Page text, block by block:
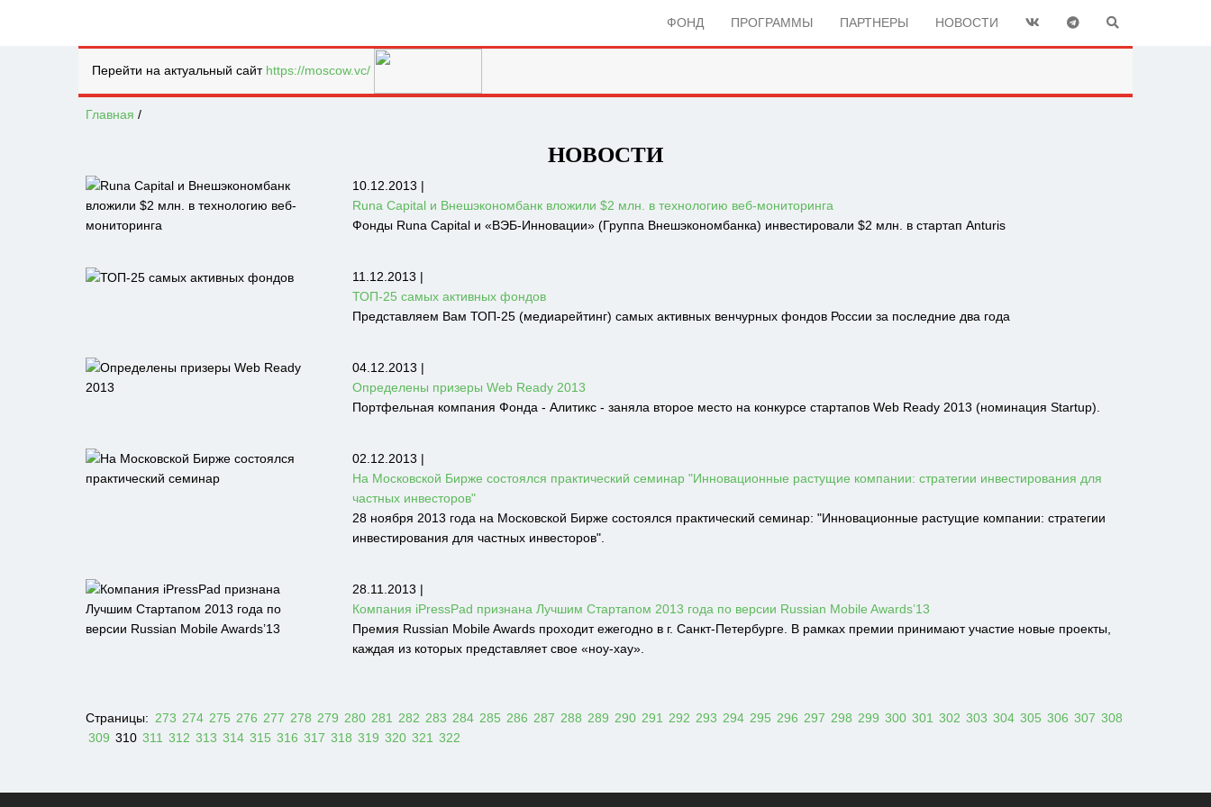
ФОНД ПРОГРАММЫ ПАРТНЕРЫ НОВОСТИ
Перейти на актуальный сайт https://moscow.vc/
Главная /
НОВОСТИ
10.12.2013 |
Runa Capital и Внешэкономбанк вложили $2 млн. в технологию веб-мониторинга
Фонды Runa Capital и «ВЭБ-Инновации» (Группа Внешэкономбанка) инвестировали $2 млн. в стартап Anturis
11.12.2013 |
ТОП-25 самых активных фондов
Представляем Вам ТОП-25 (медиарейтинг) самых активных венчурных фондов России за последние два года
04.12.2013 |
Определены призеры Web Ready 2013
Портфельная компания Фонда - Алитикс - заняла второе место на конкурсе стартапов Web Ready 2013 (номинация Startup).
02.12.2013 |
На Московской Бирже состоялся практический семинар "Инновационные растущие компании: стратегии инвестирования для
частных инвесторов"
28 ноября 2013 года на Московской Бирже состоялся практический семинар: "Инновационные растущие компании: стратегии
инвестирования для частных инвесторов".
28.11.2013 |
Компания iPressPad признана Лучшим Стартапом 2013 года по версии Russian Mobile Awards’13
Премия Russian Mobile Awards проходит ежегодно в г. Санкт-Петербурге. В рамках премии принимают участие новые проекты,
каждая из которых представляет свое «ноу-хау».
Страницы: 273 274 275 276 277 278 279 280 281 282 283 284 285 286 287 288 289 290 291 292 293 294 295 296 297 298 299 300 301 302 303 304 305 306 307 308
309 310 311 312 313 314 315 316 317 318 319 320 321 322